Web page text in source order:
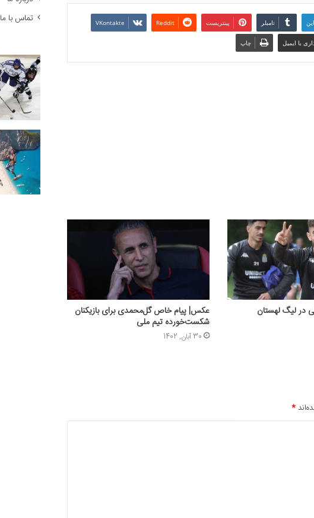
تامبلر پینتریست Reddit
VKontakte
با ایمیل چاپ
در لیگ لهستان عکس| پیام خاص گل‌محمدی برای بازیکنان
شکست‌خورده تیم ملی
30 آبان, 1402
*
تماس با ما